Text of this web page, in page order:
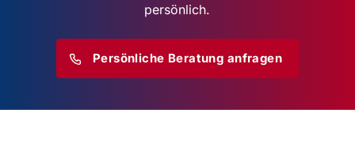
persönlich.
Persönliche Beratung anfragen